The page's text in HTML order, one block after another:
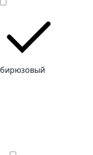
бирюзовый